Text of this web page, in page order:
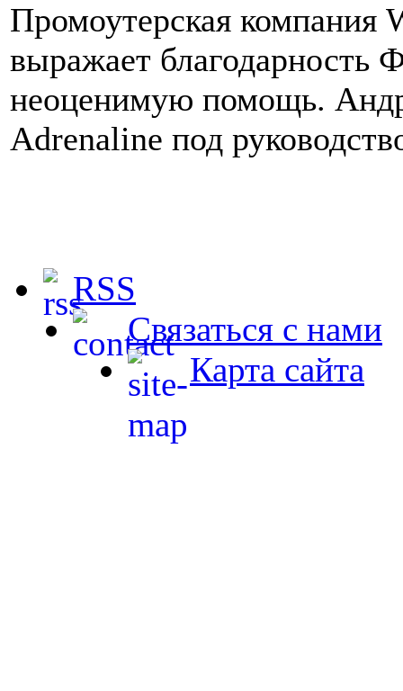
Промоутерская компания
выражает благодарность
неоценимую помощь.
Adrenaline под
RSS
Связаться с нами
Карта сайта